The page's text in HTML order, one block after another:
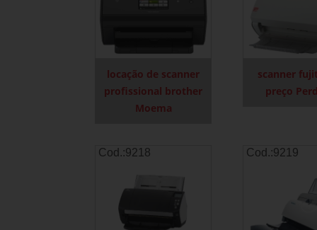
locação de scanner
profissional brother
Moema
scanner
preço
Cod.:9218 Cod.:9219